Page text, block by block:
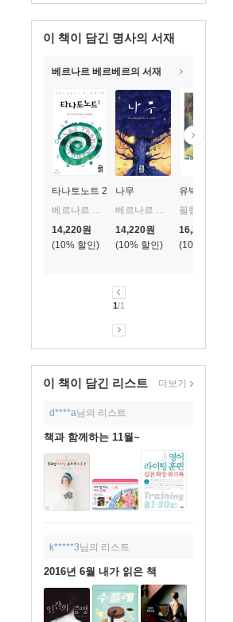
이 책이 담긴 명사의 서재
베르나르 베르베르의 서재
타나토노트 2
베르나르 베르베르 저/이세욱 역
10%
14,220원
나무
베르나르 베르베르 저/뫼비우스 그림/이세욱 역
10%
14,220원
유빅
10
16,200
1/1
이 책이 담긴 리스트 더보기
d****a님의 리스트
책과 함께하는 11월~
k*****3님의 리스트
2016년 6월 내가 읽은 책